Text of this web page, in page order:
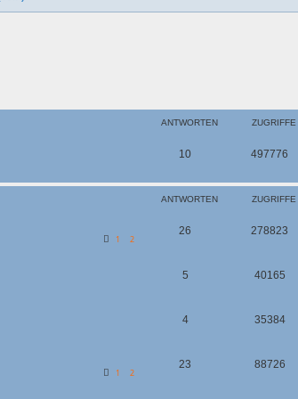
ANTWORTEN ZUGRIFFE
10 497776
ANTWORTEN ZUGRIFFE
1 2
26 278823
5 40165
4 35384
1 2
23 88726